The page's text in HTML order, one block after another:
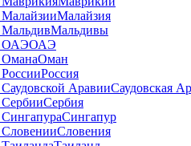
Малайзия
Мальдивы
ОАЭ
Оман
Россия
Саудовская
Сербия
Сингапур
Словения